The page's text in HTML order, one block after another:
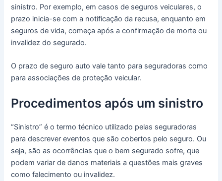
sinistro. Por exemplo, em casos de seguros veiculares, o
prazo inicia-se com a notificação da recusa, enquanto em
seguros de vida, começa após a confirmação de morte ou
invalidez do segurado.
O prazo de seguro auto vale tanto para seguradoras como
para associações de proteção veicular.
Procedimentos após um sinistro
“Sinistro” é o termo técnico utilizado pelas seguradoras
para descrever eventos que são cobertos pelo seguro. Ou
seja, são as ocorrências que o bem segurado sofre, que
podem variar de danos materiais a questões mais graves
como falecimento ou invalidez.